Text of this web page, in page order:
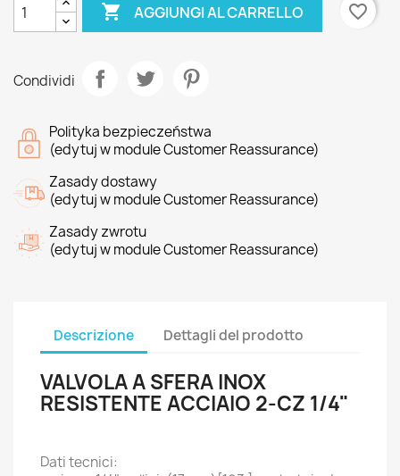
 AGGIUNGI AL CARRELLO favorite_border
Condividi
Polityka bezpieczeństwa
(edytuj w module Customer Reassurance)
Zasady dostawy
(edytuj w module Customer Reassurance)
Zasady zwrotu
(edytuj w module Customer Reassurance)
Descrizione Dettagli del prodotto
VALVOLA A SFERA INOX
RESISTENTE ACCIAIO 2-CZ 1/4"
Dati tecnici: